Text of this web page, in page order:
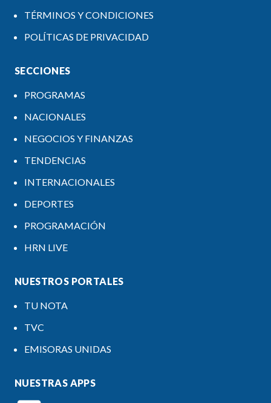
TÉRMINOS Y CONDICIONES
POLÍTICAS DE PRIVACIDAD
SECCIONES
PROGRAMAS
NACIONALES
NEGOCIOS Y FINANZAS
TENDENCIAS
INTERNACIONALES
DEPORTES
PROGRAMACIÓN
HRN LIVE
NUESTROS PORTALES
TU NOTA
TVC
EMISORAS UNIDAS
NUESTRAS APPS